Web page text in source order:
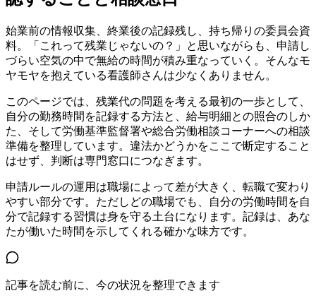
始業前の情報収集、終業後の記録残し、持ち帰りの委員会資
料。「これって残業じゃないの？」と思いながらも、申請し
づらい空気の中で無給の時間が積み重なっていく。そんなモ
ヤモヤを抱えている看護師さんは少なくありません。
このページでは、残業代の問題を考える最初の一歩として、
自分の勤務時間を記録する方法と、給与明細との照合のしか
た、そして労働基準監督署や総合労働相談コーナーへの相談
準備を整理しています。違法かどうかをここで断定すること
はせず、判断は専門窓口につなぎます。
申請ルールの運用は職場によって差が大きく、転職で変わり
やすい部分です。ただしどの職場でも、自分の労働時間を自
分で記録する習慣は身を守る土台になります。記録は、あな
たが働いた時間を示してくれる確かな味方です。
記事を読む前に、今の状況を整理できます